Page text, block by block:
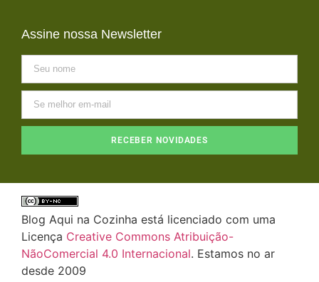
Assine nossa Newsletter
RECEBER NOVIDADES
Blog Aqui na Cozinha está licenciado com uma
Licença Creative Commons Atribuição-
NãoComercial 4.0 Internacional. Estamos no ar
desde 2009